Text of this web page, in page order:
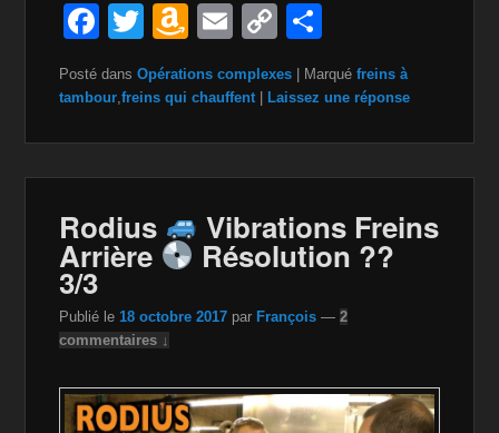
F
a
c
o
k
T
wi
tt
A
a
W
is
h
st
E
m
ail
C
o
p
k
ar
ta
Posté dans Opérations complexes Marqué freins à
tambour,freins qui chauffent Laissez une réponse
Rodius Vibrations Freins
Arrière Résolution ??
3/3
Publié le18 octobre 2017 par François —2
commentaires ↓